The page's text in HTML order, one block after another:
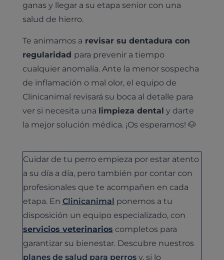
ganas y llegar a su etapa senior con una
salud de hierro.
Te animamos a revisar su dentadura con
regularidad para prevenir a tiempo
cualquier anomalía. Ante la menor sospecha
de inflamación o mal olor, el equipo de
Clinicanimal revisará su boca al detalle para
ver si necesita una limpieza dental y darte
la mejor solución médica. ¡Os esperamos! 🐶
Cuidar de tu perro empieza por estar atento
a su día a día, pero también por contar con
profesionales que te acompañen en cada
etapa. En Clinicanimal ponemos a tu
disposición un equipo especializado, con
servicios veterinarios completos para
garantizar su bienestar. Descubre nuestros
planes de salud para perrosy, si lo